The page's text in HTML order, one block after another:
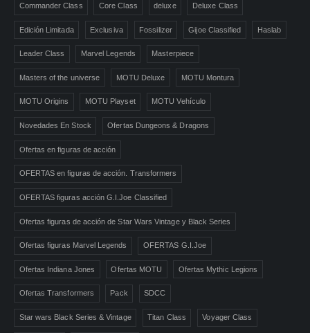
Commander Class Core Class deluxe Deluxe Class
Edición Limitada Exclusiva Fossilizer Gijoe Classified Haslab
Leader Class Marvel Legends Masterpiece
Masters of the universe MOTU Deluxe MOTU Montura
MOTU Origins MOTU Playset MOTU Vehículo
Novedades En Stock Ofertas Dungeons & Dragons
Ofertas en figuras de acción
OFERTAS en figuras de acción. Transformers
OFERTAS figuras acción G.I.Joe Classified
Ofertas figuras de acción de Star Wars Vintage y Black Series
Ofertas figuras Marvel Legends OFERTAS G.I.Joe
Ofertas Indiana Jones Ofertas MOTU Ofertas Mythic Legions
Ofertas Transformers Pack SDCC
Star wars Black Series & Vintage Titan Class Voyager Class